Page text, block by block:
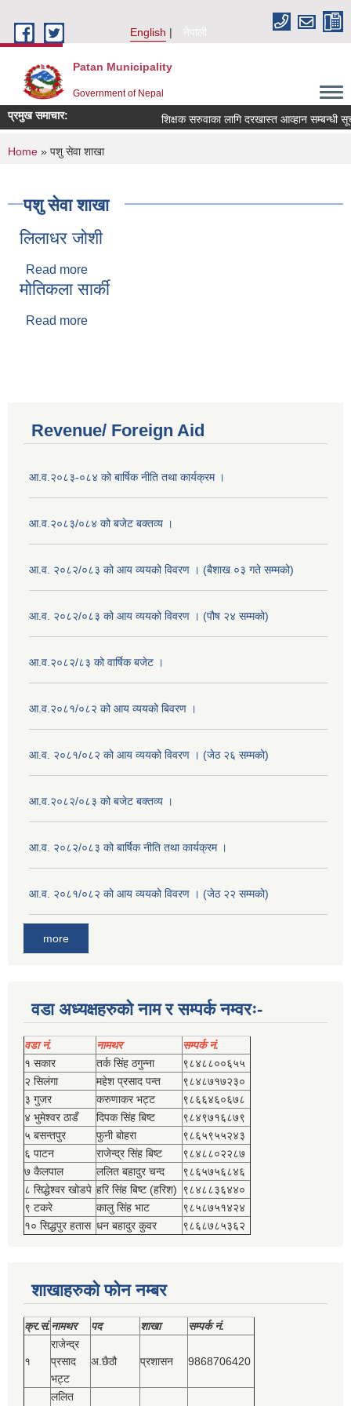
English
नेपाली
Patan Municipality
Government of Nepal
प्रमुख समाचार: शिक्षक सरुवाका लागि दरखास्त आव्हान सम्बन्धी
You are here
Home » पशु सेवा शाखा
पशु सेवा शाखा
लिलाधर जोशी
Read more
मोतिकला सार्की
Read more
Revenue/ Foreign Aid
आ.व.२०८३-०८४ को बार्षिक नीति तथा कार्यक्रम ।
आ.व.२०८३/०८४ को बजेट बक्तव्य ।
आ.व. २०८२/०८३ को आय व्ययको विवरण । (बैशाख ०३ गते सम्मको)
आ.व. २०८२/०८३ को आय व्ययको विवरण । (पौष २४ सम्मको)
आ.व.२०८२/८३ को वार्षिक बजेट ।
आ.व.२०८१/०८२ को आय व्ययको बिवरण ।
आ.व. २०८१/०८२ को आय व्ययको विवरण । (जेठ २६ सम्मको)
आ.व.२०८२/०८३ को बजेट बक्तव्य ।
आ.व. २०८२/०८३ को बार्षिक नीति तथा कार्यक्रम ।
आ.व. २०८१/०८२ को आय व्ययको विवरण । (जेठ २२ सम्मको)
more
वडा अध्यक्षहरुको नाम र सम्पर्क नम्वरः-
वडा नं. नामथर
सम्पर्क नं.
१ सकार
तर्क सिंह ठगुन्‍ना
९८४८८००६५५
२ सिलंगा
महेश प्रसाद पन्त
९८४८७१७२३०
३ गुजर
करुणाकर भट्ट
९८६६४६०६७८
४ भुमेश्‍वर ठाडँ
दिपक सिंह बिष्‍ट
९८४९७१६८७९
५ बसन्तपुर
फुनी बोहरा
९८६५९५५२४३
६ पाटन
राजेन्द्र सिंह बिष्‍ट
९८४८८०२२८७
७ कैलपाल
ललित बहादुर चन्द
९८६५७५६८४६
८ सिद्धेश्‍वर खोडपे हरि सिंह बिष्‍ट (हरिश) ९८४८८३६४४०
९ टकरे
कालु सिंह भाट
९८५८७५१४२४
१० सिद्धपुर हतास धन बहादुर कुवर ९८६८७८५३६२
शाखाहरुको फोन नम्बर
क्र.सं.नामथर पद शाखा सम्‍पर्क नं.
१
राजेन्द्र
प्रसाद
भट्ट
अ.छैठौ प्रशासन 9868706420
ललित